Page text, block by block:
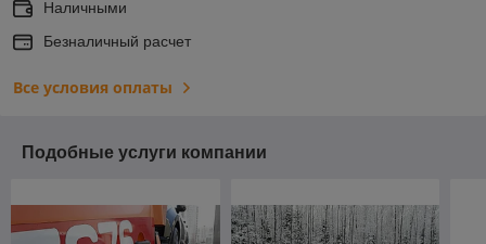
Наличными
Безналичный расчет
Все условия оплаты
Подобные услуги компании